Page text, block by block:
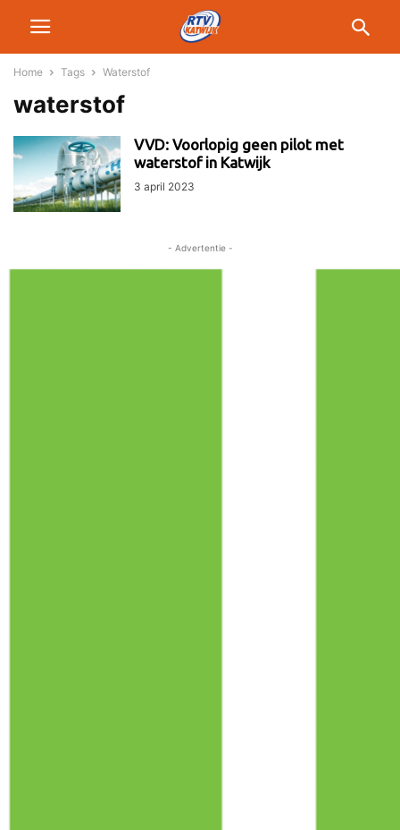
Home Tags Waterstof
waterstof
VVD: Voorlopig geen pilot met
waterstof in Katwijk
3 april 2023
- Advertentie -